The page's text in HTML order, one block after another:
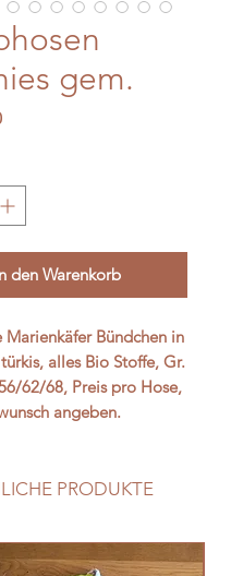
gem.
Preis
den Warenkorb
Marienkäfer Bündchen in
alles Bio Stoffe, Gr.
62/68, Preis pro Hose,
angeben.
PRODUKTE